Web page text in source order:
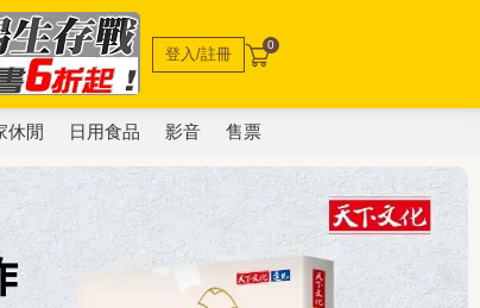
登入/註冊 0
休閒 日用食品 影音 售票